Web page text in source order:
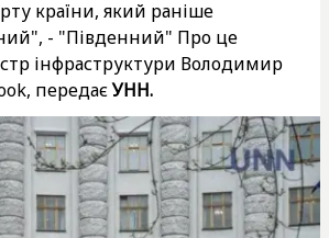
країни, який раніше
- "Південний" Про це
інфраструктури Володимир
передаєУНН.